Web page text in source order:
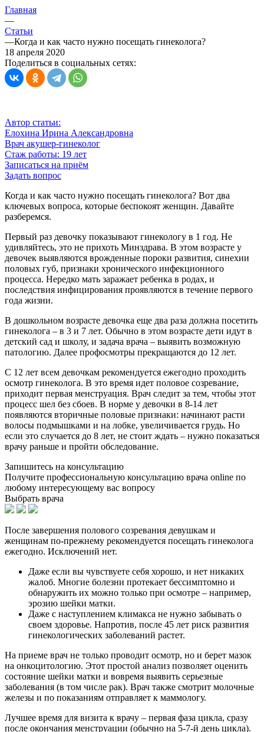
Главная
—
Статьи
—Когда и как часто нужно посещать гинеколога?
18 апреля 2020
Поделиться в социальных сетях:
Автор статьи:
Елохина Ирина Александровна
Врач акушер-гинеколог
Стаж работы: 19 лет
Записаться на приём
Задать вопрос
Когда и как часто нужно посещать гинеколога? Вот два
ключевых вопроса, которые беспокоят женщин. Давайте
разберемся.
Первый раз девочку показывают гинекологу в 1 год. Не
удивляйтесь, это не прихоть Минздрава. В этом возрасте у
девочек выявляются врожденные пороки развития, синехии
половых губ, признаки хронического инфекционного
процесса. Нередко мать заражает ребенка в родах, и
последствия инфицирования проявляются в течение первого
года жизни.
В дошкольном возрасте девочка еще два раза должна посетить
гинеколога – в 3 и 7 лет. Обычно в этом возрасте дети идут в
детский сад и школу, и задача врача – выявить возможную
патологию. Далее профосмотры прекращаются до 12 лет.
С 12 лет всем девочкам рекомендуется ежегодно проходить
осмотр гинеколога. В это время идет половое созревание,
приходит первая менструация. Врач следит за тем, чтобы этот
процесс шел без сбоев. В норме у девочки в 8-14 лет
появляются вторичные половые признаки: начинают расти
волосы подмышками и на лобке, увеличивается грудь. Но
если это случается до 8 лет, не стоит ждать – нужно показаться
врачу раньше и пройти обследование.
Запишитесь на консультацию
Получите профессиональную консультацию врача online по
любому интересующему вас вопросу
Выбрать врача
После завершения полового созревания девушкам и
женщинам по-прежнему рекомендуется посещать гинеколога
ежегодно. Исключений нет.
Даже если вы чувствуете себя хорошо, и нет никаких
жалоб. Многие болезни протекает бессимптомно и
обнаружить их можно только при осмотре – например,
эрозию шейки матки.
Даже с наступлением климакса не нужно забывать о
своем здоровье. Напротив, после 45 лет риск развития
гинекологических заболеваний растет.
На приеме врач не только проводит осмотр, но и берет мазок
на онкоцитологию. Этот простой анализ позволяет оценить
состояние шейки матки и вовремя выявить серьезные
заболевания (в том числе рак). Врач также смотрит молочные
железы и по показаниям отправляет к маммологу.
Лучшее время для визита к врачу – первая фаза цикла, сразу
после окончания менструации (обычно на 5-7-й день цикла).